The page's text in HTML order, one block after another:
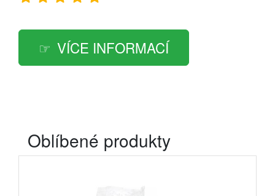
VÍCE INFORMACÍ
Oblíbené produkty